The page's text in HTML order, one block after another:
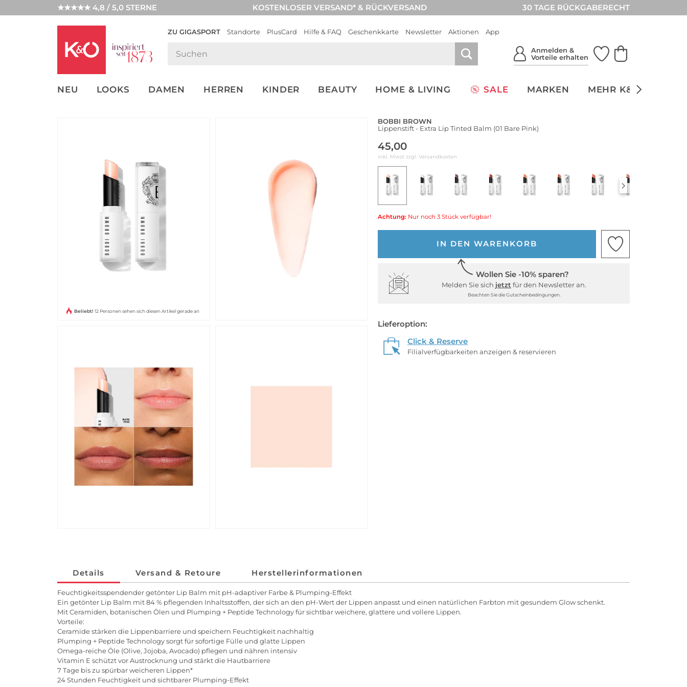
★★★★★ 4,8 / 5,0 STERNE KOSTENLOSER VERSAND* & RÜCKVERSAND 30 TAGE RÜCKGABERECHT
ZU GIGASPORT Standorte PlusCard Hilfe & FAQ Geschenkkarte Newsletter Aktionen App
Anmelden &
Vorteile erhalten
NEU LOOKS DAMEN HERREN KINDER BEAUTY HOME & LIVING SALE MARKEN MEHR K&Ö
UNSERE APP
CLICK &
Beliebt! 12 Personen sehen sich diesen Artikel gerade an
BOBBI BROWN
Lippenstift - Extra Lip Tinted Balm (01 Bare Pink)
45,00
inkl. Mwst zzgl. Versandkosten
Achtung: Nur noch 3 Stück verfügbar!
IN DEN WARENKORB
Wollen Sie -10% sparen?
Melden Sie sich jetzt für den Newsletter an.
Beachten Sie die Gutscheinbedingungen.
Lieferoption:
Click & Reserve
Filialverfügbarkeiten anzeigen & reservieren
Details Versand & Retoure Herstellerinformationen
Feuchtigkeitsspendender getönter Lip Balm mit pH-adaptiver Farbe & Plumping-Effekt
Ein getönter Lip Balm mit 84 % pflegenden Inhaltsstoffen, der sich an den pH-Wert der Lippen anpasst und einen natürlichen Farbton mit gesundem Glow schenkt.
Mit Ceramiden, botanischen Ölen und Plumping + Peptide Technology für sichtbar weichere, glattere und vollere Lippen.
Vorteile:
Ceramide stärken die Lippenbarriere und speichern Feuchtigkeit nachhaltig
Plumping + Peptide Technology sorgt für sofortige Fülle und glatte Lippen
Omega-reiche Öle (Olive, Jojoba, Avocado) pflegen und nähren intensiv
Vitamin E schützt vor Austrocknung und stärkt die Hautbarriere
7 Tage bis zu spürbar weicheren Lippen*
24 Stunden Feuchtigkeit und sichtbarer Plumping-Effekt